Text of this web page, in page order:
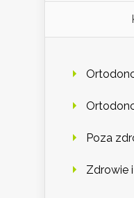
Poza
Zdrowie